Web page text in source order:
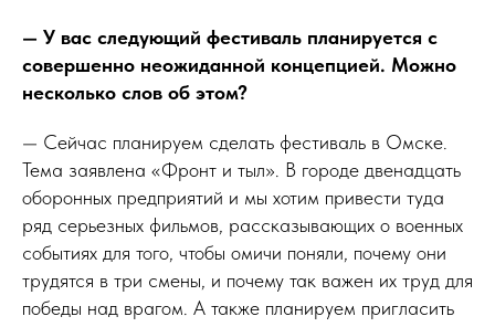
— У вас следующий фестиваль планируется с
совершенно неожиданной концепцией. Можно
несколько слов об этом?
— Сейчас планируем сделать фестиваль в Омске.
Тема заявлена «Фронт и тыл». В городе двенадцать
оборонных предприятий и мы хотим привести туда
ряд серьезных фильмов, рассказывающих о военных
событиях для того, чтобы омичи поняли, почему они
трудятся в три смены, и почему так важен их труд для
победы над врагом. А также планируем пригласить